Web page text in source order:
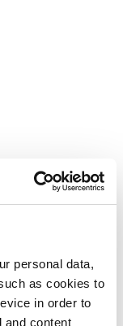
personal data,
as cookies to
in order to
and content